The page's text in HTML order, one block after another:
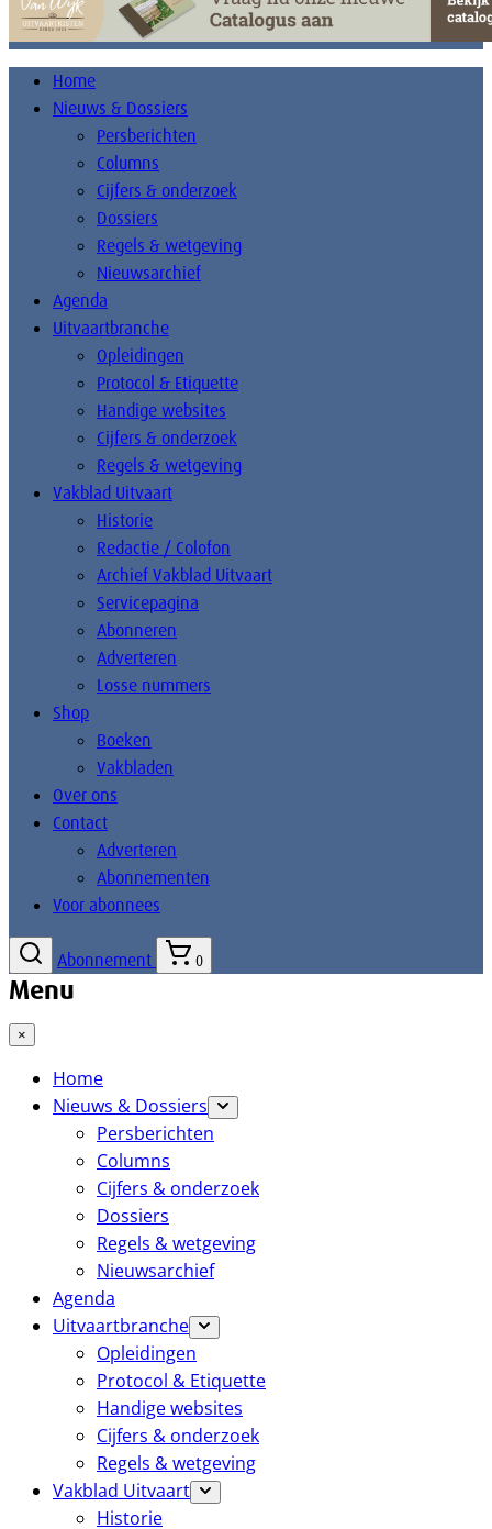
Home
Nieuws & Dossiers
Persberichten
Columns
Cijfers & onderzoek
Dossiers
Regels & wetgeving
Nieuwsarchief
Agenda
Uitvaartbranche
Opleidingen
Protocol & Etiquette
Handige websites
Cijfers & onderzoek
Regels & wetgeving
Vakblad Uitvaart
Historie
Redactie / Colofon
Archief Vakblad Uitvaart
Servicepagina
Abonneren
Adverteren
Losse nummers
Shop
Boeken
Vakbladen
Over ons
Contact
Adverteren
Abonnementen
Voor abonnees
Abonnement 0
Menu
×
Home
Nieuws & Dossiers
Persberichten
Columns
Cijfers & onderzoek
Dossiers
Regels & wetgeving
Nieuwsarchief
Agenda
Uitvaartbranche
Opleidingen
Protocol & Etiquette
Handige websites
Cijfers & onderzoek
Regels & wetgeving
Vakblad Uitvaart
Historie